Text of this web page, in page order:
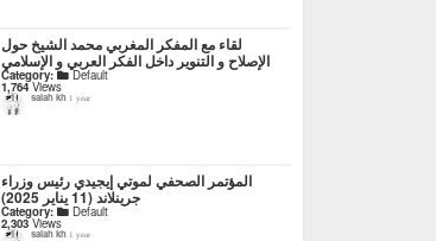
لقاء مع المفكر المغربي محمد الشيخ حول
الإصلاح و التنوير داخل الفكر العربي و الإسلامي
Category: Default
1,764Views
salah kh 1 year
المؤتمر الصحفي لموتي إيجيدي رئيس وزراء
جرينلاند (11 يناير 2025)
Category: Default
2,303Views
salah kh 1 year